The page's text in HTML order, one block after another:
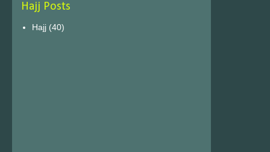
Hajj Posts
Hajj (40)